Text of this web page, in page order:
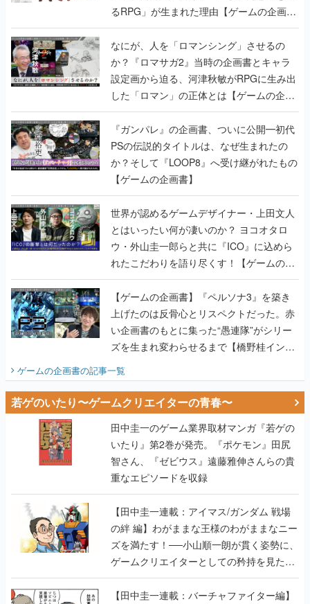
るRPG」が生まれた理由【ゲームの企画
書】
なにが、人を「ロマンシング」させるの
か？『ロマサガ2』当時の企画書とキャラ
設定画から迫る、河津秋敏がRPGに生み出
した「ロマン」の正体とは【ゲームの企画
書】
『ガンパレ』の企画書、ついに公開━初代
PSの伝説的タイトルは、なぜ生まれたの
か？そして『LOOP8』へ受け継がれたもの
【ゲームの企画書】
世界が認めるゲームデザイナー・上田文人
とはいったい何が凄いのか？ ヨコオタロ
ウ・外山圭一郎らと共に『ICO』に込めら
れたこだわりを語り尽くす！【ゲームの企
画書】
【ゲームの企画書】『ペルソナ3』を築き
上げたのは反骨心とリスペクトだった。赤
い企画書のもとに集った“愚連隊”がシリー
ズを生まれ変わらせるまで【橋野桂インタ
ビュー】
ゲームの企画書の記事一覧
若ゲのいたり〜ゲームクリエイターの青春〜
田中圭一のゲーム業界取材マンガ『若ゲの
いたり』第2巻が発売。『ポケモン』田尻
智さん、『ゼビウス』遠藤雅伸さんらの貴
重なエピソードを収録
【田中圭一連載：アイマス/ガンダム 戦場
の絆 編】わがままな王様のわがままなニー
ズを満たす！──小山順一朗が貫く姿勢に、
ゲームクリエイターとしての矜持を見た
【若ゲのいたり最終回】
【田中圭一連載：バーチャファイター編】